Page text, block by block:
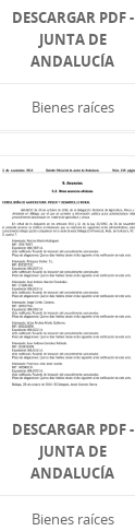
DESCARGAR PDF -
JUNTA DE
ANDALUCÍA
Bienes raíces
DESCARGAR PDF -
JUNTA DE
ANDALUCÍA
Bienes raíces